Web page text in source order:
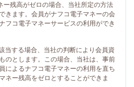
ー残高がゼロの場合、当社所定の方法
きます。会員がナフコ電子マネーの会
フコ電子マネーサービスの利用ができ
当する場合、当社の判断により会員資
のとします。この場合、当社は、事前
によるナフコ電子マネーの利用を直ち
ネー残高をゼロとすることができま